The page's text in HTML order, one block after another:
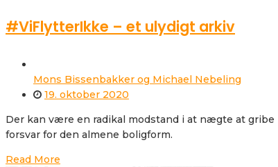
#ViFlytterIkke – et ulydigt arkiv
Mons Bissenbakker og Michael Nebeling
19. oktober 2020
Der kan være en radikal modstand i at nægte at
forsvar for den almene boligform.
Read More